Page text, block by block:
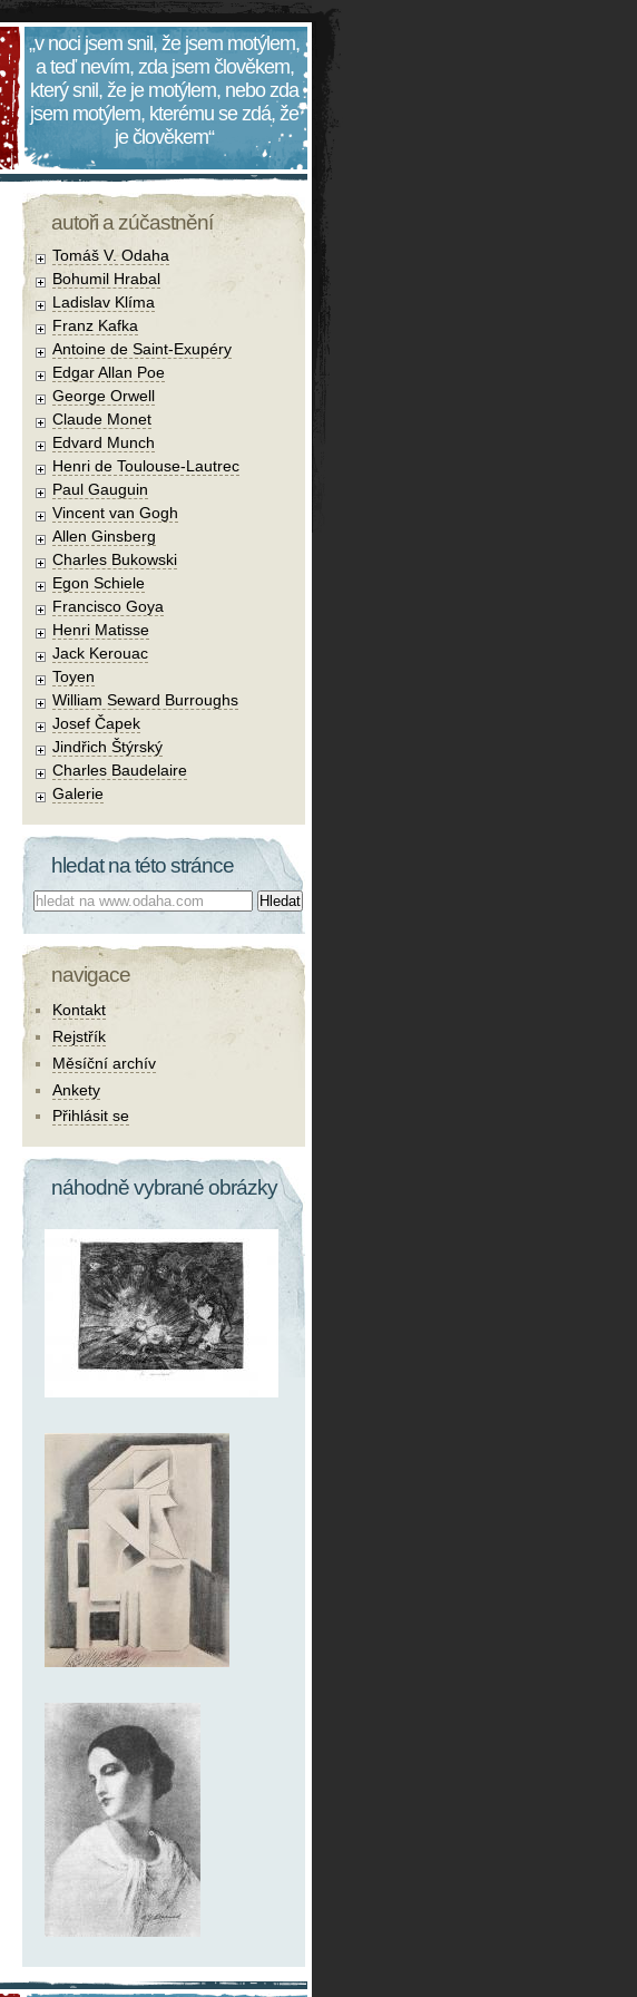
„v noci jsem snil, že jsem motýlem,
a teď nevím, zda jsem člověkem,
který snil, že je motýlem, nebo zda
jsem motýlem, kterému se zdá, že
je člověkem“
autoři a zúčastnění
Tomáš V. Odaha
Bohumil Hrabal
Ladislav Klíma
Franz Kafka
Antoine de Saint-Exupéry
Edgar Allan Poe
George Orwell
Claude Monet
Edvard Munch
Henri de Toulouse-Lautrec
Paul Gauguin
Vincent van Gogh
Allen Ginsberg
Charles Bukowski
Egon Schiele
Francisco Goya
Henri Matisse
Jack Kerouac
Toyen
William Seward Burroughs
Josef Čapek
Jindřich Štýrský
Charles Baudelaire
Galerie
hledat na této stránce
Co hledat:
navigace
Kontakt
Rejstřík
Měsíční archív
Ankety
Přihlásit se
náhodně vybrané obrázky